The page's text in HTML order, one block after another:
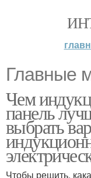
Главные
Чем
панель
выбрать
Чтобы решить,